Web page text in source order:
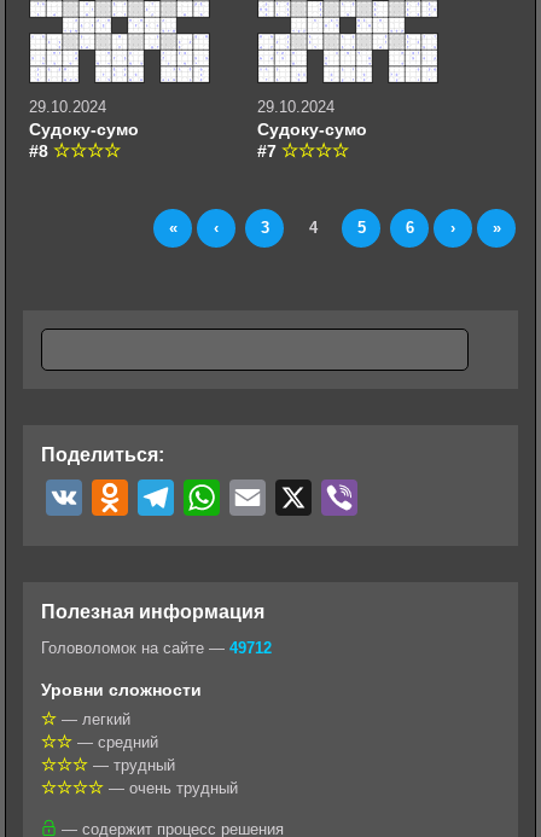
29.10.2024
Судоку-сумо
#8
29.10.2024
Судоку-сумо
#7
« ‹ 3 4 5 6 › »
Поделиться:
o
k
a
s
s
n
e
g
W
t
l
Полезная информация
Головоломок на сайте — 49712
Уровни сложности
— легкий
— средний
— трудный
— очень трудный
— содержит процесс решения